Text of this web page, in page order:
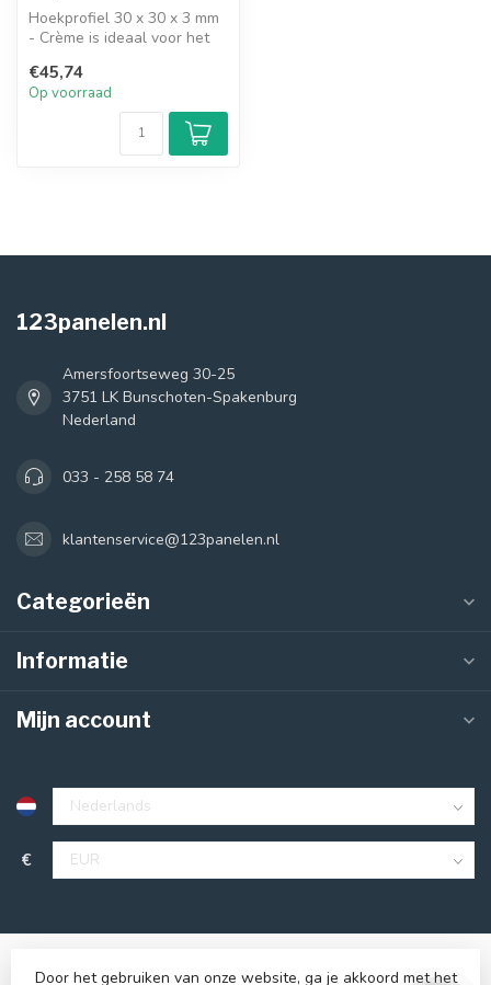
Hoekprofiel 30 x 30 x 3 mm
- Crème is ideaal voor het
€45,74
Op voorraad
123panelen.nl
Amersfoortseweg 30-25
3751 LK Bunschoten-Spakenburg
Nederland
033 - 258 58 74
klantenservice@123panelen.nl
Categorieën
Informatie
Mijn account
€
Door het gebruiken van onze website, ga je akkoord met het